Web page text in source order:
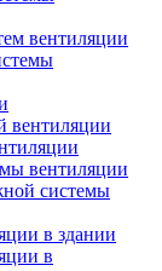
вентиляции
вентиляции
вентиляции
системы
в здании
в